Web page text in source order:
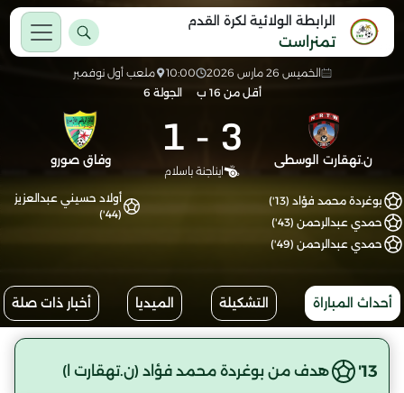
الرابطة الولائية لكرة القدم
تمنراست
الخميس 26 مارس 2026 10:00
ملعب أول نوفمبر
أقل من 16 ب
الجولة 6
ن.تهقارت الوسطى 3
-
1
ايناجنة باسلام
وفاق صورو
بوغردة محمد فؤاد (13')
حمدي عبدالرحمن (43')
حمدي عبدالرحمن (49')
أولاد حسيني عبدالعزيز
(44')
أحداث المباراة التشكيلة الميديا أخبار ذات صلة
13' هدف من بوغردة محمد فؤاد (ن.تهقارت ا)